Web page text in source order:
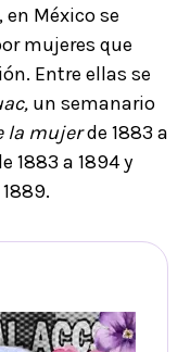
, en México se
mujeres que
Entre ellas se
un semanario
la mujerde 1883 a
1883 a 1894 y